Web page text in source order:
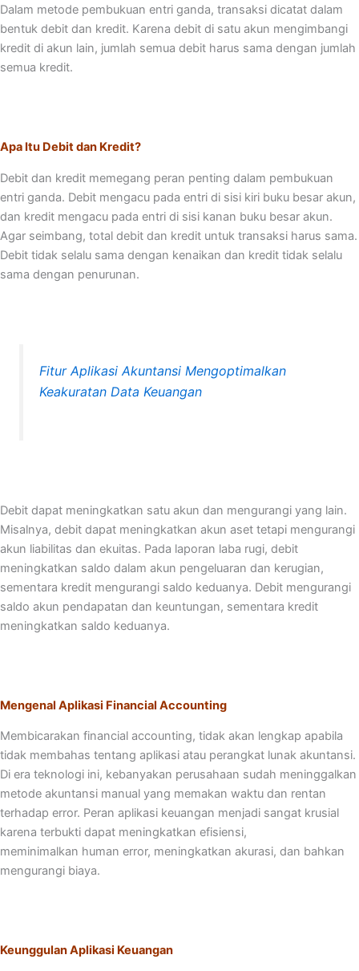
Dalam metode pembukuan entri ganda, transaksi dicatat dalam
bentuk debit dan kredit. Karena debit di satu akun mengimbangi
kredit di akun lain, jumlah semua debit harus sama dengan jumlah
semua kredit.
Apa Itu Debit dan Kredit?
Debit dan kredit memegang peran penting dalam pembukuan
entri ganda. Debit mengacu pada entri di sisi kiri buku besar akun,
dan kredit mengacu pada entri di sisi kanan buku besar akun.
Agar seimbang, total debit dan kredit untuk transaksi harus sama.
Debit tidak selalu sama dengan kenaikan dan kredit tidak selalu
sama dengan penurunan.
Fitur Aplikasi Akuntansi Mengoptimalkan
Keakuratan Data Keuangan
Debit dapat meningkatkan satu akun dan mengurangi yang lain.
Misalnya, debit dapat meningkatkan akun aset tetapi mengurangi
akun liabilitas dan ekuitas. Pada laporan laba rugi, debit
meningkatkan saldo dalam akun pengeluaran dan kerugian,
sementara kredit mengurangi saldo keduanya. Debit mengurangi
saldo akun pendapatan dan keuntungan, sementara kredit
meningkatkan saldo keduanya.
Mengenal Aplikasi Financial Accounting
Membicarakan financial accounting, tidak akan lengkap apabila
tidak membahas tentang aplikasi atau perangkat lunak akuntansi.
Di era teknologi ini, kebanyakan perusahaan sudah meninggalkan
metode akuntansi manual yang memakan waktu dan rentan
terhadap error. Peran aplikasi keuangan menjadi sangat krusial
karena terbukti dapat meningkatkan efisiensi,
meminimalkan human error, meningkatkan akurasi, dan bahkan
mengurangi biaya.
Keunggulan Aplikasi Keuangan